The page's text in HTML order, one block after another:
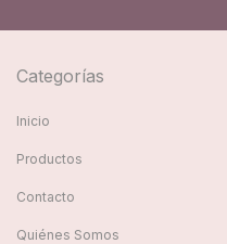
Categorías
Inicio
Productos
Contacto
Quiénes Somos